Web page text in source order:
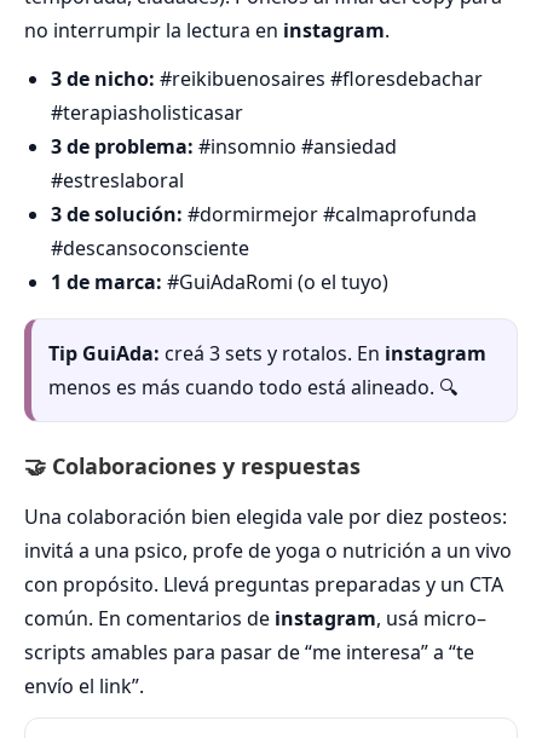
no interrumpir la lectura en instagram.
3 de nicho: #reikibuenosaires #floresdebachar
#terapiasholisticasar
3 de problema: #insomnio #ansiedad
#estreslaboral
3 de solución: #dormirmejor #calmaprofunda
#descansoconsciente
1 de marca: #GuiAdaRomi (o el tuyo)
Tip GuiAda: creá 3 sets y rotalos. En instagram
menos es más cuando todo está alineado. 🔍
🤝 Colaboraciones y respuestas
Una colaboración bien elegida vale por diez posteos:
invitá a una psico, profe de yoga o nutrición a un vivo
con propósito. Llevá preguntas preparadas y un CTA
común. En comentarios de instagram, usá micro–
scripts amables para pasar de “me interesa” a “te
envío el link”.